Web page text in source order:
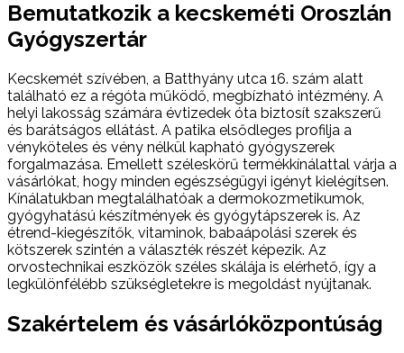
Bemutatkozik a kecskeméti Oroszlán
Gyógyszertár
Kecskemét szívében, a Batthyány utca 16. szám alatt
található ez a régóta működő, megbízható intézmény. A
helyi lakosság számára évtizedek óta biztosít szakszerű
és barátságos ellátást. A patika elsődleges profilja a
vényköteles és vény nélkül kapható gyógyszerek
forgalmazása. Emellett széleskörű termékkínálattal várja a
vásárlókat, hogy minden egészségügyi igényt kielégítsen.
Kínálatukban megtalálhatóak a dermokozmetikumok,
gyógyhatású készítmények és gyógytápszerek is. Az
étrend-kiegészítők, vitaminok, babaápolási szerek és
kötszerek szintén a választék részét képezik. Az
orvostechnikai eszközök széles skálája is elérhető, így a
legkülönfélébb szükségletekre is megoldást nyújtanak.
Szakértelem és vásárlóközpontúság